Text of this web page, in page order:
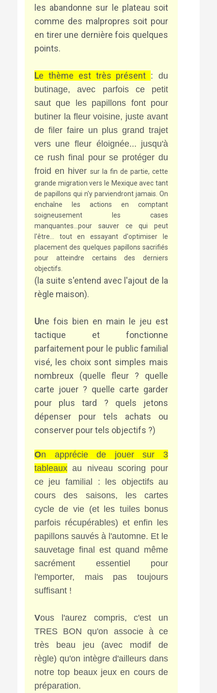
les abandonne sur le plateau soit
comme des malpropres soit pour
en tirer une dernière fois quelques
points.
Le thème est très présent : du
butinage, avec parfois ce petit
saut que les papillons font pour
butiner la fleur voisine, juste avant
de filer faire un plus grand trajet
vers une fleur éloignée... jusqu'à
ce rush final pour se protéger du
froid en hiver sur la fin de partie, cette
grande migration vers le Mexique avec tant
de papillons qui n'y parviendront jamais. On
enchaîne les actions en comptant
soigneusement les cases
manquantes...pour sauver ce qui peut
l'être... tout en essayant d'optimiser le
placement des quelques papillons sacrifiés
pour atteindre certains des derniers
objectifs.
(la suite s'entend avec l'ajout de la
règle maison).
Une fois bien en main le jeu est
tactique et fonctionne
parfaitement pour le public familial
visé, les choix sont simples mais
nombreux (quelle fleur ? quelle
carte jouer ? quelle carte garder
pour plus tard ? quels jetons
dépenser pour tels achats ou
conserver pour tels objectifs ?)
On apprécie de jouer sur 3
tableauxau niveau scoring pour
ce jeu familial : les objectifs au
cours des saisons, les cartes
cycle de vie (et les tuiles bonus
parfois récupérables) et enfin les
papillons sauvés à l'automne. Et le
sauvetage final est quand même
sacrément essentiel pour
l'emporter, mais pas toujours
suffisant !
Vous l'aurez compris, c'est un
TRES BON qu'on associe à ce
très beau jeu (avec modif de
règle) qu'on intègre d'ailleurs dans
notre top beaux jeux en cours de
préparation.